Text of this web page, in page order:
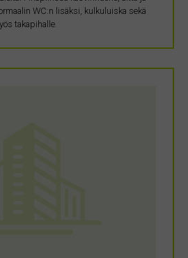
WC:n lisäksi, kulkuluiska sekä
takapihalle.